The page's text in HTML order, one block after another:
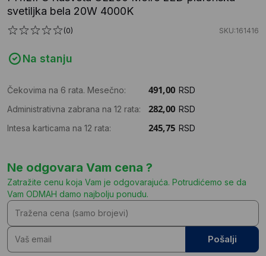
svetiljka bela 20W 4000K
(0) SKU:161416
Na stanju
Čekovima na 6 rata. Mesečno:
RSD
Administrativna zabrana na 12 rata:
RSD
Intesa karticama na 12 rata:
RSD
Ne odgovara Vam cena ?
Zatražite cenu koja Vam je odgovarajuća. Potrudićemo se da
Vam ODMAH damo najbolju ponudu.
Pošalji